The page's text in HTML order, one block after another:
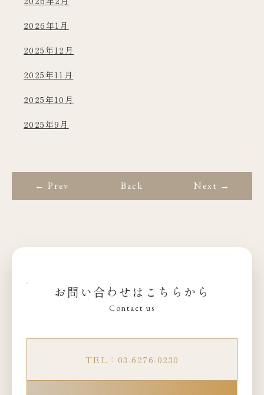
2026年1月
2025年12月
2025年11月
2025年10月
2025年9月
← Prev Back Next →
お問い合わせはこちらから
Contact us
TEL：03-6276-0230